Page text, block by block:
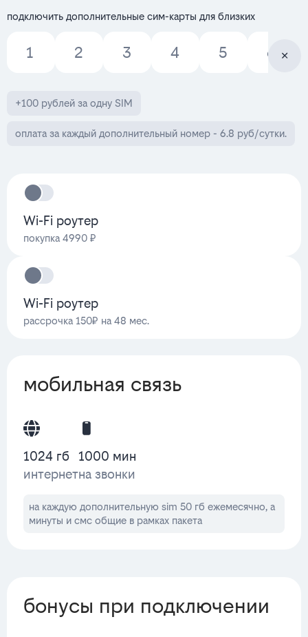
подключить дополнительные сим-карты для близких
1 2 3 4 5 6
+100 рублей за одну SIM
оплата за каждый дополнительный номер - 6.8 руб/сутки.
Wi-Fi роутер
покупка 4990 ₽
Wi-Fi роутер
рассрочка 150₽ на 48 мес.
мобильная связь
1024 гб
интернет
1000 мин
на звонки
на каждую дополнительную sim 50 гб ежемесячно, а
минуты и смс общие в рамках пакета
бонусы при подключении